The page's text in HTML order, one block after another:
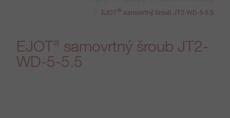
EJOT® samovrtný šroub JT2-WD-5-5.5
EJOT® samovrtný šroub JT2-
WD-5-5.5